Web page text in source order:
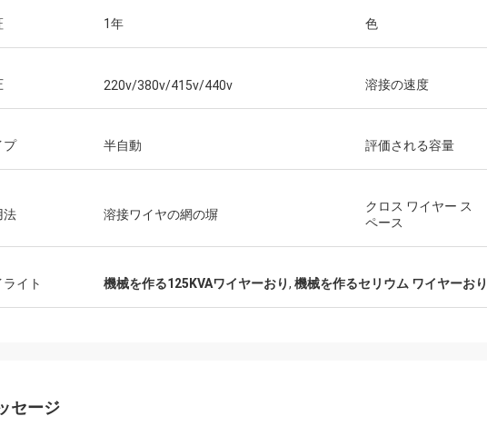
1年 色
220v/380v/415v/440v 溶接の速度
プ 半自動 評価される容量
法 溶接ワイヤの網の塀
クロス ワイヤー ス
ペース
イト 機械を作る125KVAワイヤーおり, 機械を作るセリウム ワイヤーおり
セージ